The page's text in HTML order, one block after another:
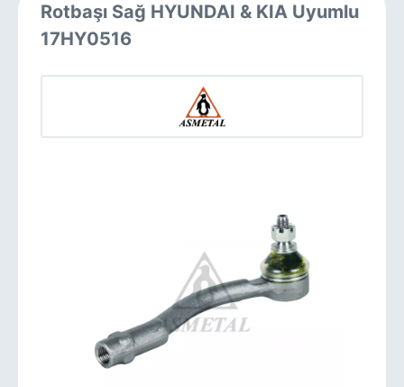
Rotbaşı Sağ HYUNDAI & KIA Uyumlu
17HY0516